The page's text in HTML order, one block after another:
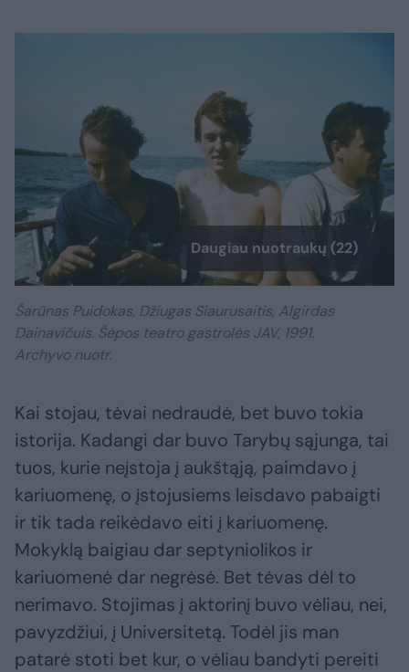
Daugiau nuotraukų (22)
Šarūnas Puidokas, Džiugas Siaurusaitis, Algirdas
Dainavičuis. Šėpos teatro gastrolės JAV, 1991.
Archyvo nuotr.
Kai stojau, tėvai nedraudė, bet buvo tokia
istorija. Kadangi dar buvo Tarybų sąjunga, tai
tuos, kurie neįstoja į aukštąją, paimdavo į
kariuomenę, o įstojusiems leisdavo pabaigti
ir tik tada reikėdavo eiti į kariuomenę.
Mokyklą baigiau dar septyniolikos ir
kariuomenė dar negrėsė. Bet tėvas dėl to
nerimavo. Stojimas į aktorinį buvo vėliau, nei,
pavyzdžiui, į Universitetą. Todėl jis man
patarė stoti bet kur, o vėliau bandyti pereiti